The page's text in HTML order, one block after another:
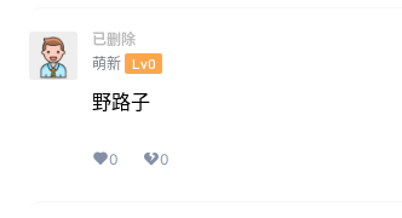
已删除
萌新 Lv0
野路子
0 0